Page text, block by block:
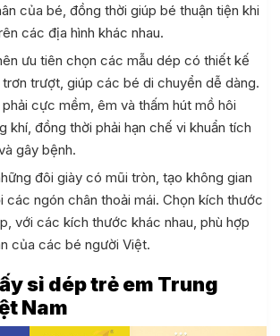
của bé, đồng thời giúp bé thuận tiện khi
các địa hình khác nhau.
ưu tiên chọn các mẫu dép có thiết kế
trượt, giúp các bé di chuyển dễ dàng.
cực mềm, êm và thấm hút mồ hôi
khí, đồng thời phải hạn chế vi khuẩn tích
gây bệnh.
đôi giày có mũi tròn, tạo không gian
các ngón chân thoải mái. Chọn kích thước
với các kích thước khác nhau, phù hợp
của các bé người Việt.
sỉ dép trẻ em Trung
Nam